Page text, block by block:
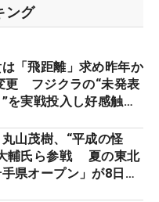
ング
「飛距離」求め昨年か
更 フジクラの“未発表
を実戦投入し好感触
タ！】
山茂樹、“平成の怪
輔氏ら参戦 夏の東北
県オープン」が8日開